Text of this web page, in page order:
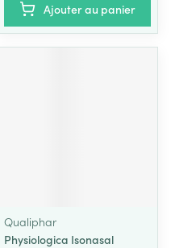
Ajouter au panier
Qualiphar
Physiologica Isonasal